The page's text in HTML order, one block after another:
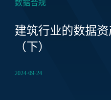
数据合规
建筑行业的数据
（下）
2024-09-24